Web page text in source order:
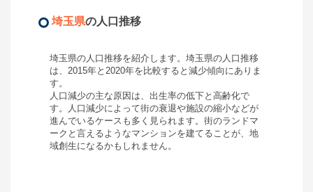
埼玉県の人口推移
埼玉県の人口推移を紹介します。 埼玉県の人口推移
は、2015年と2020年を比較すると 減少傾向にありま
す。
人口減少の主な原因は、出生率の低下と高齢化で
す。人口減少によって街の衰退や施設の縮小などが
進んでいるケースも多く見られます。街のランドマ
ークと言えるようなマンションを建てることが、地
域創生になるかもしれません。